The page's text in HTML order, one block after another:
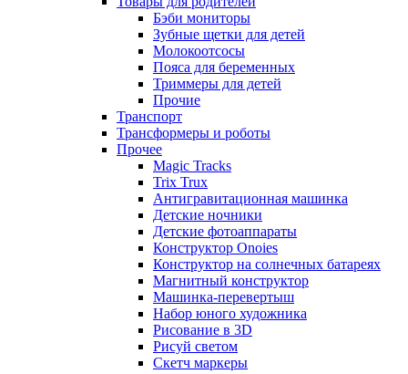
Бэби мониторы
Зубные щетки для детей
Молокоотсосы
Пояса для беременных
Триммеры для детей
Прочие
Транспорт
Трансформеры и роботы
Прочее
Magic Tracks
Trix Trux
Антигравитационная машинка
Детские ночники
Детские фотоаппараты
Конструктор Onoies
Конструктор на солнечных батареях
Магнитный конструктор
Машинка-перевертыш
Набор юного художника
Рисование в 3D
Рисуй светом
Скетч маркеры